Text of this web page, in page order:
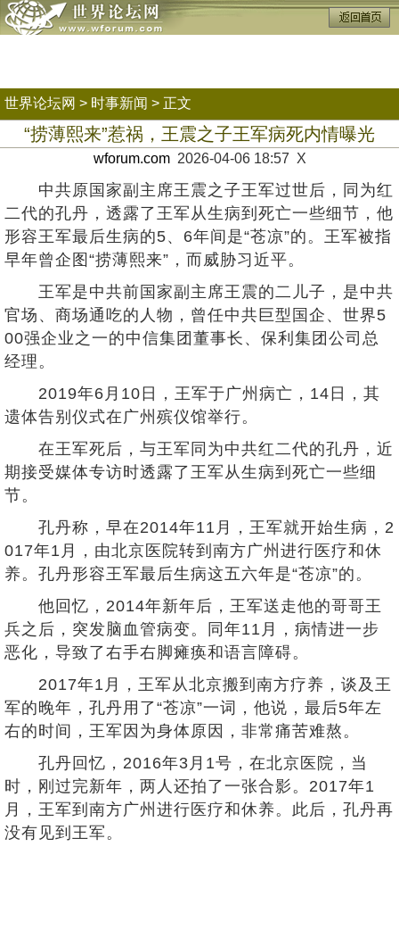
世界论坛网 > 时事新闻 > 正文
“捞薄熙来”惹祸，王震之子王军病死内情曝光
wforum.com2026-04-06 18:57 X
中共原国家副主席王震之子王军过世后，同为红
二代的孔丹，透露了王军从生病到死亡一些细节，他
形容王军最后生病的5、6年间是“苍凉”的。王军被指
早年曾企图“捞薄熙来”，而威胁习近平。
王军是中共前国家副主席王震的二儿子，是中共
官场、商场通吃的人物，曾任中共巨型国企、世界5
00强企业之一的中信集团董事长、保利集团公司总
经理。
2019年6月10日，王军于广州病亡，14日，其
遗体告别仪式在广州殡仪馆举行。
在王军死后，与王军同为中共红二代的孔丹，近
期接受媒体专访时透露了王军从生病到死亡一些细
节。
孔丹称，早在2014年11月，王军就开始生病，2
017年1月，由北京医院转到南方广州进行医疗和休
养。孔丹形容王军最后生病这五六年是“苍凉”的。
他回忆，2014年新年后，王军送走他的哥哥王
兵之后，突发脑血管病变。同年11月，病情进一步
恶化，导致了右手右脚瘫痪和语言障碍。
2017年1月，王军从北京搬到南方疗养，谈及王
军的晚年，孔丹用了“苍凉”一词，他说，最后5年左
右的时间，王军因为身体原因，非常痛苦难熬。
孔丹回忆，2016年3月1号，在北京医院，当
时，刚过完新年，两人还拍了一张合影。2017年1
月，王军到南方广州进行医疗和休养。此后，孔丹再
没有见到王军。